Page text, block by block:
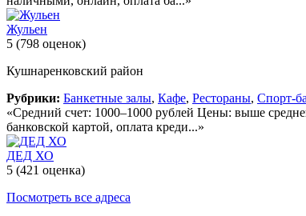
Жульен
5 (798 оценок)
Кушнаренковский район
Рубрики: Банкетные залы, Кафе, Рестораны, Спорт-
«Средний счет: 1000–1000 рублей Цены: выше
банковской картой, оплата креди...»
ДЕД ХО
5 (421 оценка)
Посмотреть все адреса